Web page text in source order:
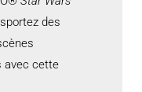
des
avec cette